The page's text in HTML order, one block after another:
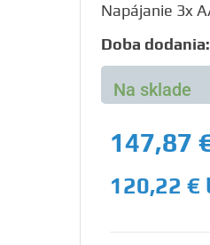
Napájanie 3x
Doba
Na sklade
147,87
120,22 €